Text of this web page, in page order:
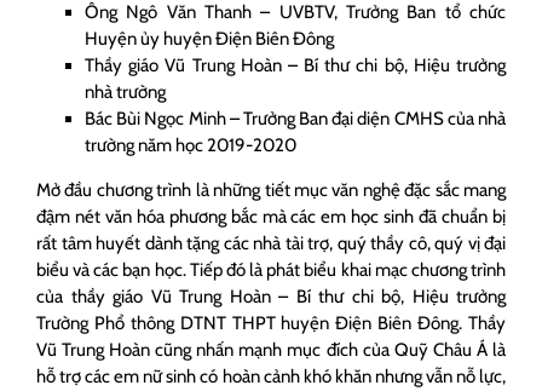
Ông Ngô Văn Thanh – UVBTV, Trưởng Ban tổ chức
Huyện ủy huyện Điện Biên Đông
Thầy giáo Vũ Trung Hoàn – Bí thư chi bộ, Hiệu trưởng
nhà trường
Bác Bùi Ngọc Minh – Trưởng Ban đại diện CMHS của nhà
trường năm học 2019-2020
Mở đầu chương trình là những tiết mục văn nghệ đặc sắc mang
đậm nét văn hóa phương bắc mà các em học sinh đã chuẩn bị
rất tâm huyết dành tặng các nhà tài trợ, quý thầy cô, quý vị đại
biểu và các bạn học. Tiếp đó là phát biểu khai mạc chương trình
của thầy giáo Vũ Trung Hoàn – Bí thư chi bộ, Hiệu trưởng
Trường Phổ thông DTNT THPT huyện Điện Biên Đông. Thầy
Vũ Trung Hoàn cũng nhấn mạnh mục đích của Quỹ Châu Á là
hỗ trợ các em nữ sinh có hoàn cảnh khó khăn nhưng vẫn nỗ lực,